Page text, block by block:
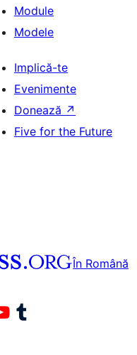
Module
Modele
Implică-te
Evenimente
Donează ↗
Five for the Future
În Română
TikTok
canalul nostru YouTube
Vizitează contul nostru Tumblr